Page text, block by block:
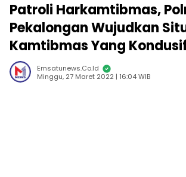
Patroli Harkamtibmas,
Pekalongan Wujudkan
Kamtibmas Yang
Emsatunews.co.id
Minggu, 27 Maret 2022 | 16:04 WIB